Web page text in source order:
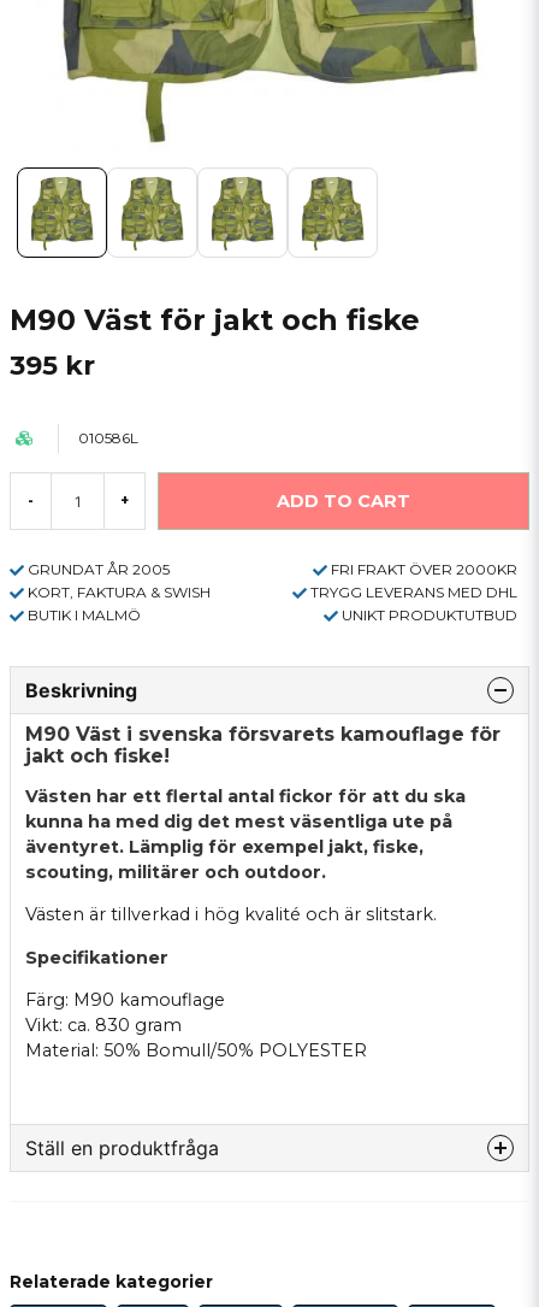
M90 Väst för jakt och fiske
395 kr
010586L
- + ADD TO CART
GRUNDAT ÅR 2005
FRI FRAKT ÖVER 2000KR
KORT, FAKTURA & SWISH
TRYGG LEVERANS MED DHL
BUTIK I MALMÖ
UNIKT PRODUKTUTBUD
Beskrivning
M90 Väst i svenska försvarets kamouflage för
jakt och fiske!
Västen har ett flertal antal fickor för att du ska
kunna ha med dig det mest väsentliga ute på
äventyret. Lämplig för exempel jakt, fiske,
scouting, militärer och outdoor.
Västen är tillverkad i hög kvalité och är slitstark.
Specifikationer
Färg: M90 kamouflage
Vikt: ca. 830 gram
Material: 50% Bomull/50% POLYESTER
Ställ en produktfråga
Relaterade kategorier